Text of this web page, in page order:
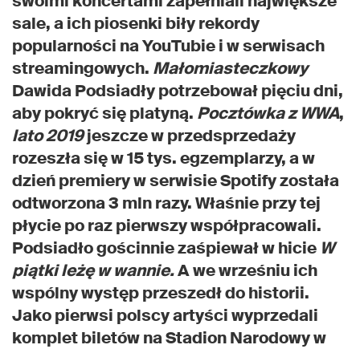
sale, a ich piosenki biły rekordy
popularności na YouTubie i w serwisach
streamingowych. Małomiasteczkowy
Dawida Podsiadły potrzebował pięciu dni,
aby pokryć się platyną. Pocztówka z WWA,
lato 2019jeszcze w przedsprzedaży
rozeszła się w 15 tys. egzemplarzy, a w
dzień premiery w serwisie Spotify została
odtworzona 3 mln razy. Właśnie przy tej
płycie po raz pierwszy współpracowali.
Podsiadło gościnnie zaśpiewał w hicie W
piątki leżę w wannie.A we wrześniu ich
wspólny występ przeszedł do historii.
Jako pierwsi polscy artyści wyprzedali
komplet biletów na Stadion Narodowy w